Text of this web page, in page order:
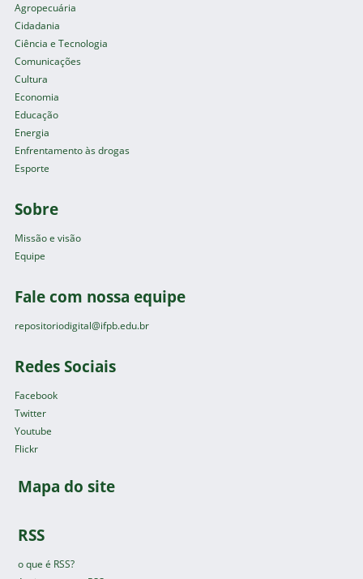
Agropecuária
Cidadania
Ciência e Tecnologia
Comunicações
Cultura
Economia
Educação
Energia
Enfrentamento às drogas
Esporte
Sobre
Missão e visão
Equipe
Fale com nossa equipe
repositoriodigital@ifpb.edu.br
Redes Sociais
Facebook
Twitter
Youtube
Flickr
Mapa do site
RSS
o que é RSS?